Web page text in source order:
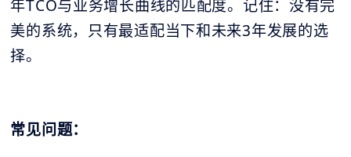
年TCO与业务增长曲线的匹配度。记住：没有完
美的系统，只有最适配当下和未来3年发展的选
择。
常见问题：